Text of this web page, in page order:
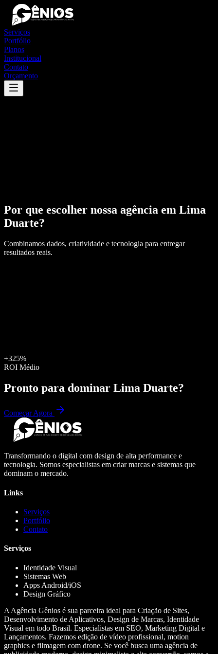
Serviços
Portfólio
Planos
Institucional
Contato
Orçamento
Por que escolher nossa agência em Lima
Duarte?
Combinamos dados, criatividade e tecnologia para entregar
resultados reais.
+325%
ROI Médio
Pronto para dominar Lima Duarte?
Começar Agora
Transformando o digital com design de alta performance e
tecnologia. Somos especialistas em criar marcas e sistemas que
dominam o mercado.
Links
Serviços
Portfólio
Contato
Serviços
Identidade Visual
Sistemas Web
Apps Android/iOS
Design Gráfico
A Agência Gênios é sua parceira ideal para Criação de Sites,
Desenvolvimento de Aplicativos, Design de Marcas, Identidade
Visual em todo Brasil. Especialistas em SEO, Marketing Digital e
Lançamentos. Fazemos edição de vídeo profissional, motion
graphics e filmagem com drone. Se você busca uma agência de